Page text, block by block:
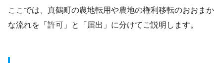
ここでは、真鶴町の農地転用や農地の権利移転のおおまか
な流れを「許可」と「届出」に分けてご説明します。